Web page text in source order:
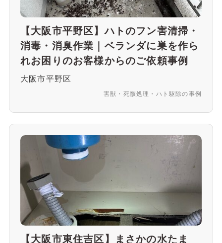
【大阪市平野区】ハトのフン害清掃・
消毒・消臭作業｜ベランダに巣を作ら
れお困りのお客様からのご依頼事例
大阪市平野区
害獣・死骸処理・ハト駆除の事例
【大阪市東住吉区】まさかの水たま